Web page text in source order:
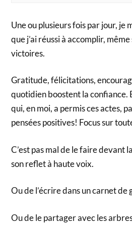
Une ou plusieurs fois par jour, je
que j’ai réussi à accomplir,
victoires.
Gratitude, félicitations,
quotidien boostent la confiance.
qui, en moi, a permis ces actes,
pensées positives! Focus sur
C’est pas mal de le faire devant
son reflet à haute voix.
Ou de l’écrire dans un carnet de
Ou de le partager avec les